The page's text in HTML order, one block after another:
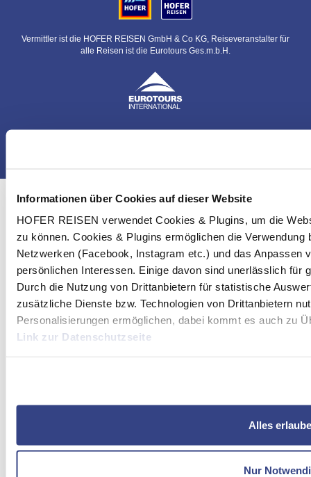
Informationen über Cookies auf dieser Website
HOFER REISEN verwendet Cookies & Plugins, um die
zu können. Cookies & Plugins ermöglichen die
Netzwerken (Facebook, Instagram etc.) und das Anpassen
persönlichen Interessen. Einige davon sind unerlässlich für
Durch die Nutzung von Drittanbietern für statistische
zusätzliche Dienste bzw. Technologien von Drittanbietern
Personalisierungen ermöglichen, dabei kommt es auch zu
Link zur Datenschutzseite
Alles
Nur
Vermittler ist die HOFER REISEN GmbH & Co KG, Reiseveranstalter für
alle Reisen ist die Eurotours Ges.m.b.H.